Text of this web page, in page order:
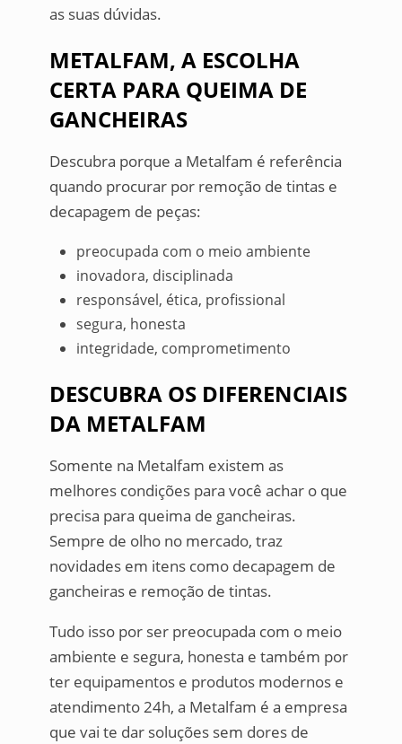
as suas dúvidas.
METALFAM, A ESCOLHA
CERTA PARA QUEIMA DE
GANCHEIRAS
Descubra porque a Metalfam é referência
quando procurar por remoção de tintas e
decapagem de peças:
preocupada com o meio ambiente
inovadora, disciplinada
responsável, ética, profissional
segura, honesta
integridade, comprometimento
DESCUBRA OS DIFERENCIAIS
DA METALFAM
Somente na Metalfam existem as
melhores condições para você achar o que
precisa para queima de gancheiras.
Sempre de olho no mercado, traz
novidades em itens como decapagem de
gancheiras e remoção de tintas.
Tudo isso por ser preocupada com o meio
ambiente e segura, honesta e também por
ter equipamentos e produtos modernos e
atendimento 24h, a Metalfam é a empresa
que vai te dar soluções sem dores de